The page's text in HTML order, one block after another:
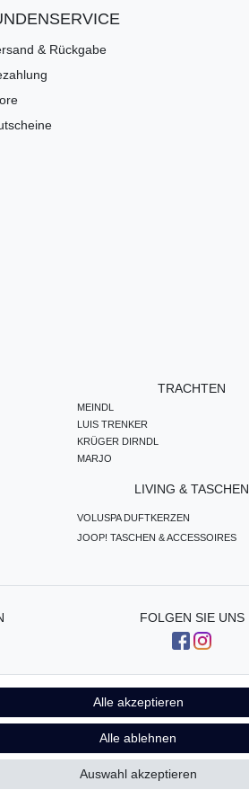
& Rückgabe
TRACHTEN
MEINDL
LUIS TRENKER
KRÜGER DIRNDL
MARJO
LIVING & TASCHEN
VOLUSPA DUFTKERZEN
JOOP! TASCHEN & ACCESSOIRES
FOLGEN SIE UNS
Alle akzeptieren
Alle ablehnen
Auswahl akzeptieren